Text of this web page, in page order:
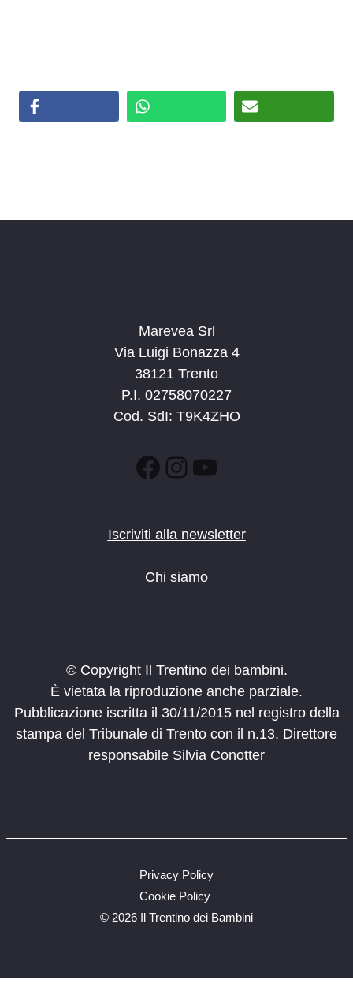
Marevea Srl
Via Luigi Bonazza 4
38121 Trento
P.I. 02758070227
Cod. SdI: T9K4ZHO
Facebook
Instagram
YouTube
Iscriviti alla newsletter
Chi siamo
© Copyright Il Trentino dei bambini.
È vietata la riproduzione anche parziale.
Pubblicazione iscritta il 30/11/2015 nel registro della
stampa del Tribunale di Trento con il n.13. Direttore
responsabile Silvia Conotter
© 2026 Il Trentino dei Bambini
Privacy Policy
Cookie Policy